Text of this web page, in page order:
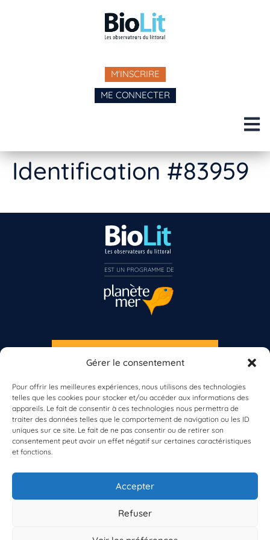
Gérer le consentement
Pour offrir les meilleures expériences, nous utilisons des technologies
telles que les cookies pour stocker et/ou accéder aux informations des
appareils. Le fait de consentir à ces technologies nous permettra de
traiter des données telles que le comportement de navigation ou les ID
uniques sur ce site. Le fait de ne pas consentir ou de retirer son
consentement peut avoir un effet négatif sur certaines caractéristiques
et fonctions.
Accepter
Refuser
M'INSCRIRE
ME CONNECTER
Identification #83959
À propos de BioLit
Vos données d'observation
Ressources
Résultats du programme
Contacts
S'INSCRIRE À LA NEWSLETTER
Vous n’êtes pas encore inscrit à Biolit ?
Inscrivez-vous dès maintenant